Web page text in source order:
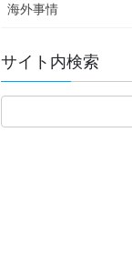
海外事情
サイト内検索